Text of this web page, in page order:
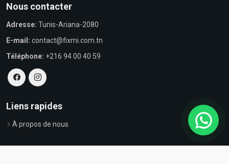
Nous contacter
Adresse: Tunis-Ariana-2080
E-mail: contact@fixmi.com.tn
Téléphone: +216 94 00 40 59
Liens rapides
À propos de nous